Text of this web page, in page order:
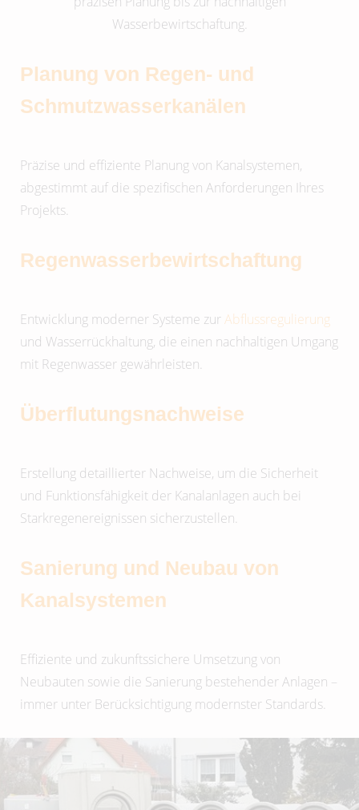
Wasserbewirtschaftung.
Planung von Regen- und
Schmutzwasserkanälen
Präzise und effiziente Planung von Kanalsystemen,
abgestimmt auf die spezifischen Anforderungen Ihres
Projekts.
Regenwasserbewirtschaftung
Entwicklung moderner Systeme zurAbflussregulierung
und Wasserrückhaltung, die einen nachhaltigen Umgang
mit Regenwasser gewährleisten.
Überflutungsnachweise
Erstellung detaillierter Nachweise, um die Sicherheit
und Funktionsfähigkeit der Kanalanlagen auch bei
Starkregenereignissen sicherzustellen.
Sanierung und Neubau von
Kanalsystemen
Effiziente und zukunftssichere Umsetzung von
Neubauten sowie die Sanierung bestehender Anlagen –
immer unter Berücksichtigung modernster Standards.